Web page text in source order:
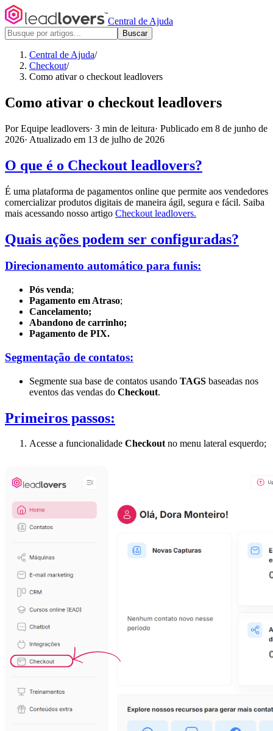
Central de Ajuda
Buscar
Central de Ajuda/
Checkout/
Como ativar o checkout leadlovers
Como ativar o checkout leadlovers
Por Equipe leadlovers· 3 min de leitura· Publicado em 8 de junho de
2026· Atualizado em 13 de julho de 2026
O que é o Checkout leadlovers?
É uma plataforma de pagamentos online que permite aos vendedores
comercializar produtos digitais de maneira ágil, segura e fácil. Saiba
mais acessando nosso artigo Checkout leadlovers.
Quais ações podem ser configuradas?
Direcionamento automático para funis:
Pós venda;
Pagamento em Atraso;
Cancelamento;
Abandono de carrinho;
Pagamento de PIX.
Segmentação de contatos:
Segmente sua base de contatos usando TAGS baseadas nos
eventos das vendas do Checkout.
Primeiros passos:
Acesse a funcionalidade Checkoutno menu lateral esquerdo;